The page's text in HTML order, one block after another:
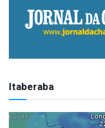
Itaberaba